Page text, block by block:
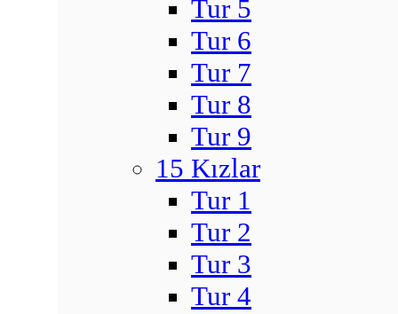
Tur 5
Tur 6
Tur 7
Tur 8
Tur 9
15 Kızlar
Tur 1
Tur 2
Tur 3
Tur 4